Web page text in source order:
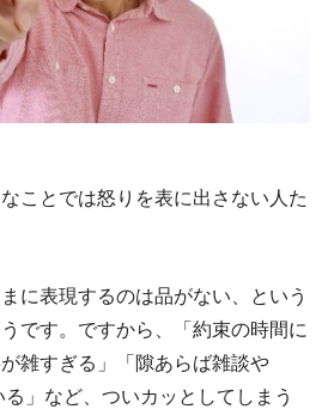
ことでは怒りを表に出さない人た
に表現するのは品がない、という
です。ですから、「約束の時間に
雑すぎる」「隙あらば雑談や
」など、ついカッとしてしまう